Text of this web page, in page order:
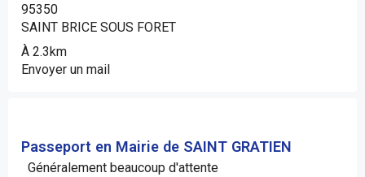
95350
SAINT BRICE SOUS FORET
À 2.3km
Envoyer un mail
Passeport en Mairie de SAINT GRATIEN
Généralement beaucoup d'attente